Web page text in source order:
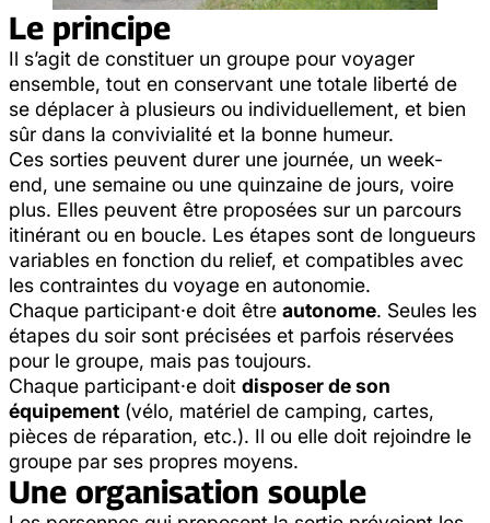
Le principe
Il s’agit de constituer un groupe pour voyager
ensemble, tout en conservant une totale liberté de
se déplacer à plusieurs ou individuellement, et bien
sûr dans la convivialité et la bonne humeur.
Ces sorties peuvent durer une journée, un week-
end, une semaine ou une quinzaine de jours, voire
plus. Elles peuvent être proposées sur un parcours
itinérant ou en boucle. Les étapes sont de longueurs
variables en fonction du relief, et compatibles avec
les contraintes du voyage en autonomie.
Chaque participant·e doit êtreautonome. Seules les
étapes du soir sont précisées et parfois réservées
pour le groupe, mais pas toujours.
Chaque participant·e doitdisposer de son
équipement (vélo, matériel de camping, cartes,
pièces de réparation, etc.). Il ou elle doit rejoindre le
groupe par ses propres moyens.
Une organisation souple